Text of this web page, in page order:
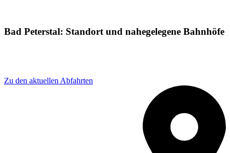
Bad Peterstal: Standort und nahegelegene Bahnhöfe
Zu den aktuellen Abfahrten